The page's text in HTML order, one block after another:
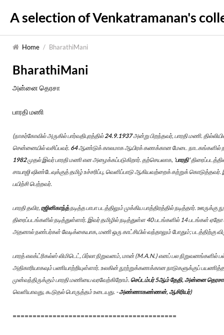
A selection of Venkatramanan's
Home / BharathiMani
BharathiMani
அன்னை தெரசா
பாரதி மணி
(நாகர்கோவில் அருகில் பார்வதிபுரத்தில்24.9.1937அன்று பிறந்தவர், பாரதி மணி.
சென்னையில் வசிப்பவர். 64ஆண்டுக் காலமாக ஆயிரக் கணக்கான மேடை நாடகங்களில்
1982முதல் இவர் பாரதி மணி என அழைக்கப்படுகிறார். தற்செயலாக, 'பாரதி'
சாயாஜி ஷிண்டேவுக்குத் தமிழ் உச்சரிப்பு, வெளிப்பாடு ஆகியவற்றைக் கற்றுக்
பயிற்சி பெற்றவர்.
பாரதி தவிர,ரஜினிகாந்த்நடித்த பாபா படத்திலும் முக்கிய பாத்திரத்தில் நடித்தார்.
திரைப்படங்களில் நடித்துள்ளார். இவர் தமிழில் நடித்துள்ள 40 படங்களில் 14 படங்கள்
அதனால் நண்பர்கள் வேடிக்கையாக, மணி ஒரு காட்சியில் வந்தாலும் போதும்; படத்திற்கு
பாரத் எலக்ட்ரிகல்ஸ் லிமிடெட், பிர்லா நிறுவனம், மான் (M.A.N.) எனப் பல
அதிகாரியாகவும் பணியாற்றியுள்ளார். உலகின் நூற்றுக்கணக்கான நாடுகளுக்குப்
முன்வந்திருக்கும் பாரதி மணியை வரவேற்கிறோம். செப்டம்பர் 5ஆம் தேதி, அன்னை
வெளியாவது, கூடுதல் பொருத்தம் உடையது. -அண்ணாகண்ணன், ஆசிரியர்)
=========================================